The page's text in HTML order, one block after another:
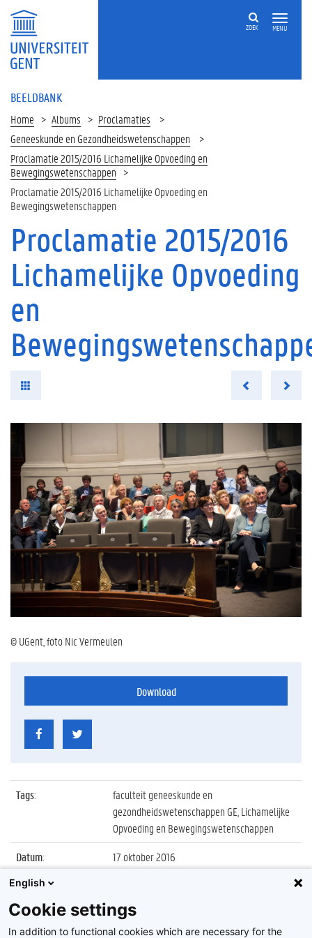
MENU
ZOEK
BEELDBANK
Home Albums
Proclamaties
Geneeskunde en Gezondheidswetenschappen
Proclamatie 2015/2016 Lichamelijke Opvoeding en
Bewegingswetenschappen
Proclamatie 2015/2016 Lichamelijke Opvoeding en
Bewegingswetenschappen
Proclamatie 2015/2016
Lichamelijke Opvoeding
en
© UGent, foto Nic Vermeulen
Download
Tags:
faculteit geneeskunde en
gezondheidswetenschappen GE, Lichamelijke
Opvoeding en Bewegingswetenschappen
Datum:
17 oktober 2016
Identificatienummer
Album:
Proclamatie 2015/2016 Lichamelijke
Opvoeding en Bewegingswetenschappen
English
Cookie settings
In addition to functional cookies which are necessary for the